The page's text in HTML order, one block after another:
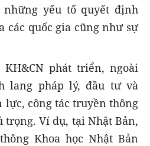
yếu tố quyết định
các quốc gia cũng như sự
phát triển, ngoài
lang pháp lý, đầu tư và
lực, công tác truyền thông
trọng. Ví dụ, tại Nhật Bản,
Khoa học Nhật Bản